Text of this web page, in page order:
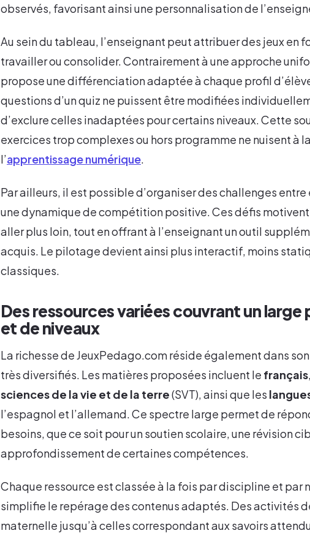
observés, favorisant ainsi une personnalisation de
Au sein du tableau, l’enseignant peut attribuer des jeux en
travailler ou consolider. Contrairement à une approche
propose une différenciation adaptée à chaque profil
questions d’un quiz ne puissent être modifiées
d’exclure celles inadaptées pour certains niveaux. Cette
exercices trop complexes ou hors programme ne nuisent à
l’apprentissage numérique.
Par ailleurs, il est possible d’organiser des challenges
une dynamique de compétition positive. Ces défis
aller plus loin, tout en offrant à l’enseignant un outil
acquis. Le pilotage devient ainsi plus interactif, moins
classiques.
Des ressources variées couvrant un large
et de niveaux
La richesse de JeuxPedago.com réside également dans
très diversifiés. Les matières proposées incluent le français
sciences de la vie et de la terre(SVT), ainsi que les
l’espagnol et l’allemand. Ce spectre large permet de
besoins, que ce soit pour un soutien scolaire, une révision
approfondissement de certaines compétences.
Chaque ressource est classée à la fois par discipline et par
simplifie le repérage des contenus adaptés. Des activités
maternelle jusqu’à celles correspondant aux savoirs